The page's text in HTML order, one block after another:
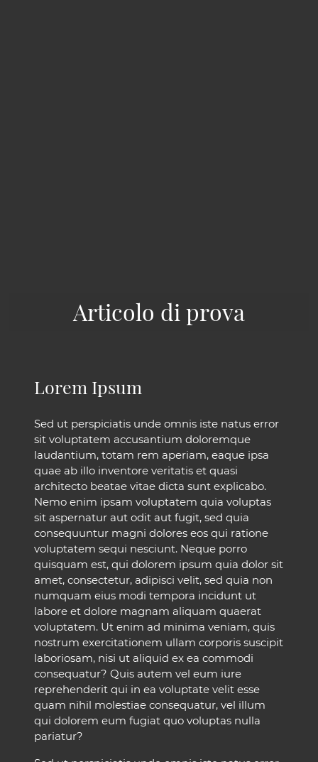
Articolo di prova
Lorem Ipsum
Sed ut perspiciatis unde omnis iste natus error
sit voluptatem accusantium doloremque
laudantium, totam rem aperiam, eaque ipsa
quae ab illo inventore veritatis et quasi
architecto beatae vitae dicta sunt explicabo.
Nemo enim ipsam voluptatem quia voluptas
sit aspernatur aut odit aut fugit, sed quia
consequuntur magni dolores eos qui ratione
voluptatem sequi nesciunt. Neque porro
quisquam est, qui dolorem ipsum quia dolor sit
amet, consectetur, adipisci velit, sed quia non
numquam eius modi tempora incidunt ut
labore et dolore magnam aliquam quaerat
voluptatem. Ut enim ad minima veniam, quis
nostrum exercitationem ullam corporis suscipit
laboriosam, nisi ut aliquid ex ea commodi
consequatur? Quis autem vel eum iure
reprehenderit qui in ea voluptate velit esse
quam nihil molestiae consequatur, vel illum
qui dolorem eum fugiat quo voluptas nulla
pariatur?